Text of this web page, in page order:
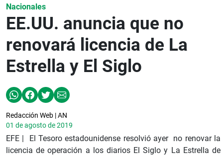
Nacionales
EE.UU. anuncia que no
renovará licencia de La
Estrella y El Siglo
Redacción Web | AN
01 de agosto de 2019
EFE | El Tesoro estadounidense resolvió ayer no renovar la
licencia de operación a los diarios El Siglo y La Estrella de